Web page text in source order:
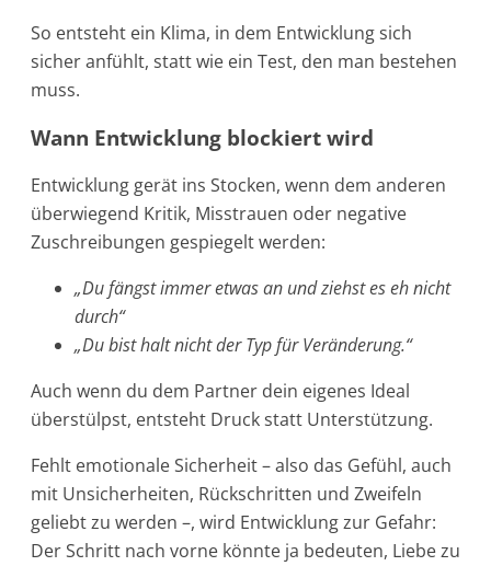
So entsteht ein Klima, in dem Entwicklung sich
sicher anfühlt, statt wie ein Test, den man bestehen
muss.
Wann Entwicklung blockiert wird
Entwicklung gerät ins Stocken, wenn dem anderen
überwiegend Kritik, Misstrauen oder negative
Zuschreibungen gespiegelt werden:
„Du fängst immer etwas an und ziehst es eh nicht
durch“
„Du bist halt nicht der Typ für Veränderung.“
Auch wenn du dem Partner dein eigenes Ideal
überstülpst, entsteht Druck statt Unterstützung.
Fehlt emotionale Sicherheit – also das Gefühl, auch
mit Unsicherheiten, Rückschritten und Zweifeln
geliebt zu werden –, wird Entwicklung zur Gefahr:
Der Schritt nach vorne könnte ja bedeuten, Liebe zu